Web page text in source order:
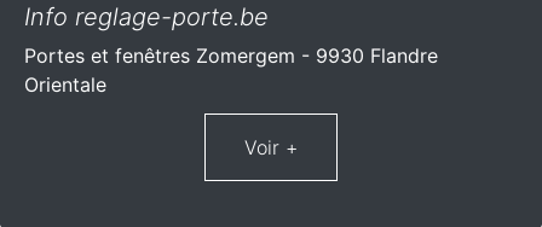
Info reglage-porte.be
Portes et fenêtres Zomergem - 9930 Flandre
Orientale